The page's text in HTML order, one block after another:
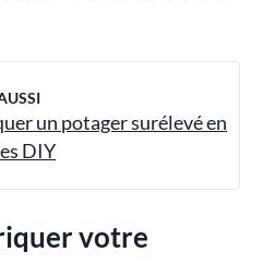
un potager surélevé en
DIY
votre